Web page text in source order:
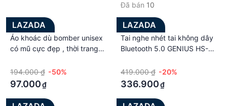
Đã bán 10
LAZADA
Áo khoác dù bomber unisex
có mũ cực đẹp , thời trang
194.000 ₫ -50%
97.000₫
LAZADA
Tai nghe nhét tai không dây
Bluetooth 5.0 GENIUS HS-
419.000 ₫ -20%
336.900₫